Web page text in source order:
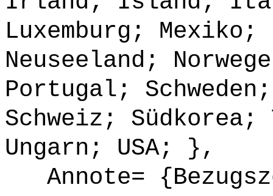
Luxemburg;
Neuseeland;
Portugal;
Schweiz;
Ungarn; USA; },
Annote=